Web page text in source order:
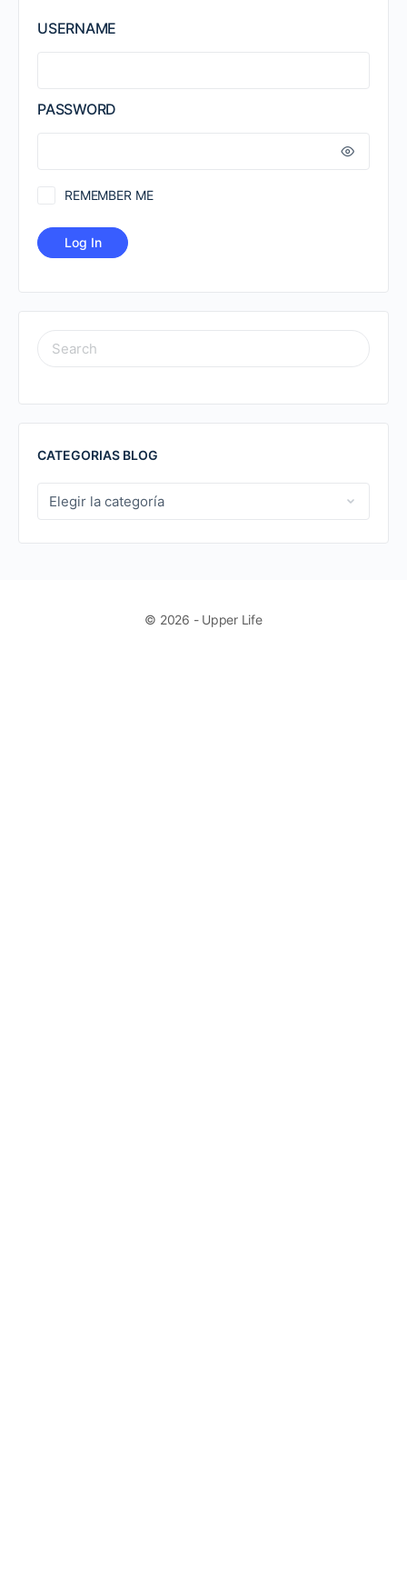
USERNAME
PASSWORD
REMEMBER ME
SEARCH
FOR:
CATEGORIAS BLOG
CATEGORIAS
BLOG
© 2026 - Upper Life